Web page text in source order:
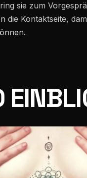
sie zum
die Kontaktseite,